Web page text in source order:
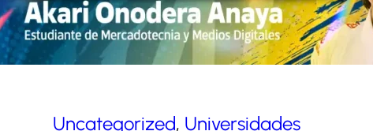
Uncategorized, Universidades